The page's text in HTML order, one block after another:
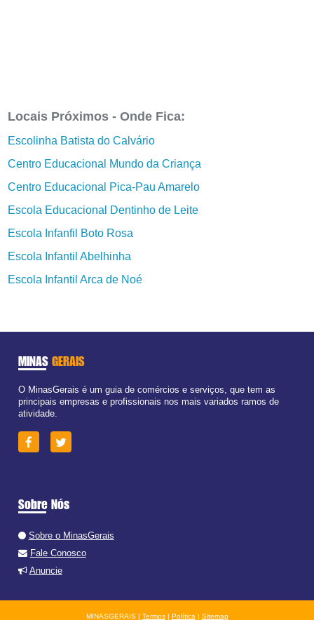
Locais Próximos - Onde Fica:
Escolinha Batista do Calvário
Centro Educacional Mundo da Criança
Centro Educacional Pica-Pau Amarelo
Escola Educacional Dentinho de Leite
Escola Infanfil Boto Rosa
Escola Infantil Abelhinha
Escola Infantil Arca de Noé
MINAS GERAIS
O MinasGerais é um guia de comércios e serviços, que tem as
principais empresas e profissionais nos mais variados ramos de
atividade.
Sobre Nós
Sobre o MinasGerais
Fale Conosco
Anuncie
MINASGERAIS | Termos| Política| Sitemap